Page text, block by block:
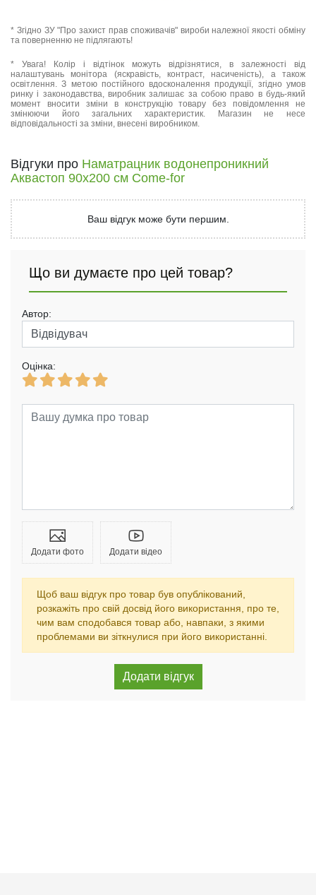
* Згідно ЗУ "Про захист прав споживачів" вироби належної якості обміну
та поверненню не підлягають!
* Увага! Колір і відтінок можуть відрізнятися, в залежності від
налаштувань монітора (яскравість, контраст, насиченість), а також
освітлення. З метою постійного вдосконалення продукції, згідно умов
ринку і законодавства, виробник залишає за собою право в будь-який
момент вносити зміни в конструкцію товару без повідомлення не
змінюючи його загальних характеристик. Магазин не несе
відповідальності за зміни, внесені виробником.
Відгуки про Наматрацник водонепроникний
Аквастоп 90х200 см Come-for
Ваш відгук може бути першим.
Що ви думаєте про цей товар?
Автор:
Оцінка:
Додати фото Додати відео
Щоб ваш відгук про товар був опублікований,
розкажіть про свій досвід його використання, про те,
чим вам сподобався товар або, навпаки, з якими
проблемами ви зіткнулися при його використанні.